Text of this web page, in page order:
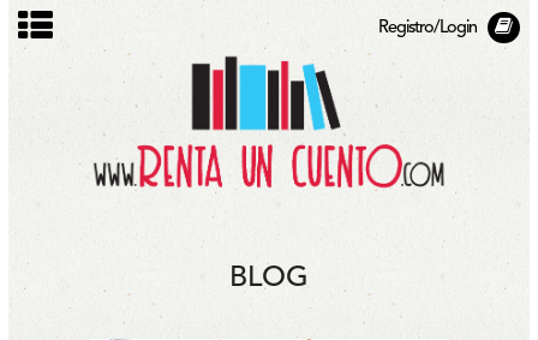
Registro/Login
BLOG